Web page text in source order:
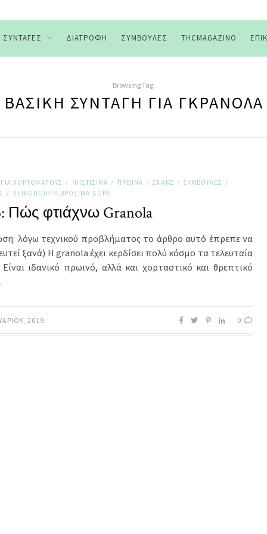
ΣΥΝΤΑΓΈΣ ΔΙΑΤΡΟΦΉ ΣΥΜΒΟΥΛΈΣ THCMAGAZINO
Browsing Tag:
ΒΑΣΙΚΉ ΣΥΝΤΑΓΉ ΓΙΑ ΓΚΡΑΝΌΛΑ
ΓΙΑ ΧΟΡΤΟΦΆΓΟΥΣ / ΝΗΣΤΊΣΙΜΑ / ΠΡΩΙΝΆ / ΣΝΑΚΣ / ΣΥΜΒΟΥΛΈΣ /
/ ΧΕΙΡΟΠΟΊΗΤΑ ΒΡΏΣΙΜΑ ΔΏΡΑ
Πώς φτιάχνω Granola
λόγω τεχνικού προβλήματος το άρθρο αυτό έπρεπε να
ξανά) Η granola έχει κερδίσει πολύ κόσμο τα τελευταία
Είναι ιδανικό πρωινό, αλλά και χορταστικό και θρεπτικό
2019 0